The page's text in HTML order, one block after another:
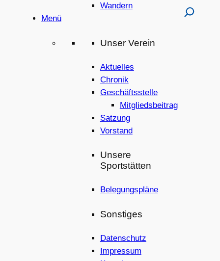
Wandern
Menü
Unser Verein
Aktuelles
Chronik
Geschäftsstelle
Mitgliedsbeitrag
Satzung
Vorstand
Unsere
Sportstätten
Belegungspläne
Sonstiges
Datenschutz
Impressum